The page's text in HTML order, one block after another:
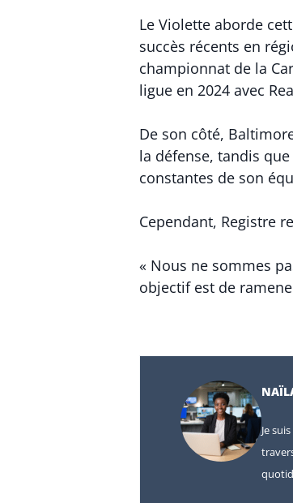
Le Violette aborde
succès récents en
championnat de la
ligue en 2024 avec
De son côté,
la défense, tandis
constantes de son
Cependant, Registre
« Nous ne sommes
objectif est de
Je